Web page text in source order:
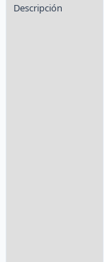
Descripción